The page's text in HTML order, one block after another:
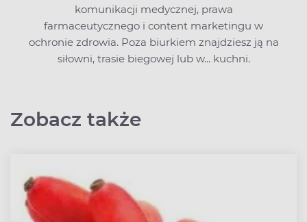
komunikacji medycznej, prawa
farmaceutycznego i content marketingu w
ochronie zdrowia. Poza biurkiem znajdziesz ją na
siłowni, trasie biegowej lub w... kuchni.
Zobacz także